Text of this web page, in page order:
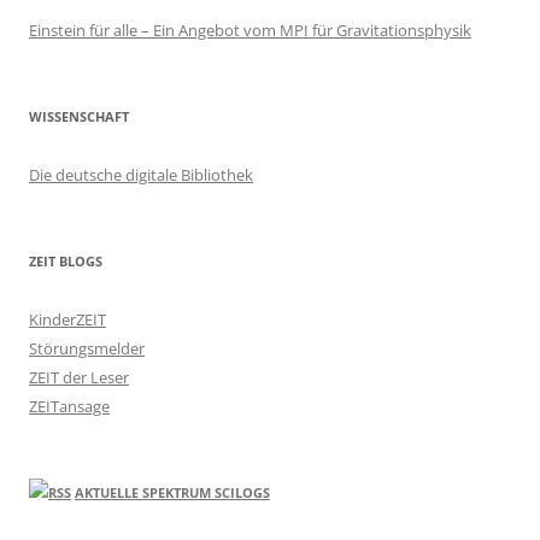
Einstein für alle – Ein Angebot vom MPI für Gravitationsphysik
WISSENSCHAFT
Die deutsche digitale Bibliothek
ZEIT BLOGS
KinderZEIT
Störungsmelder
ZEIT der Leser
ZEITansage
AKTUELLE SPEKTRUM SCILOGS